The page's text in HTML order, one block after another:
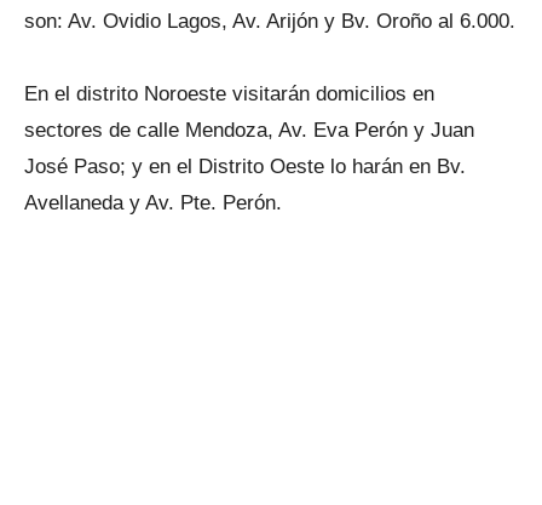
son: Av. Ovidio Lagos, Av. Arijón y Bv. Oroño al 6.000.
En el distrito Noroeste visitarán domicilios en
sectores de calle Mendoza, Av. Eva Perón y Juan
José Paso; y en el Distrito Oeste lo harán en Bv.
Avellaneda y Av. Pte. Perón.